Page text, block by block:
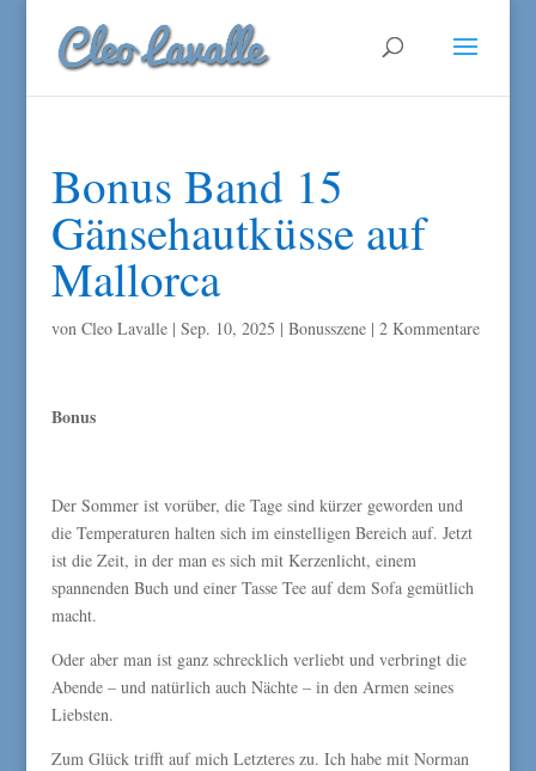
Bonus Band 15
Gänsehautküsse auf
Mallorca
von Cleo Lavalle| Sep. 10, 2025 | Bonusszene| 2 Kommentare
Bonus
Der Sommer ist vorüber, die Tage sind kürzer geworden und
die Temperaturen halten sich im einstelligen Bereich auf. Jetzt
ist die Zeit, in der man es sich mit Kerzenlicht, einem
spannenden Buch und einer Tasse Tee auf dem Sofa gemütlich
macht.
Oder aber man ist ganz schrecklich verliebt und verbringt die
Abende – und natürlich auch Nächte – in den Armen seines
Liebsten.
Zum Glück trifft auf mich Letzteres zu. Ich habe mit Norman